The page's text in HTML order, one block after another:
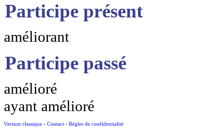
Participe présent
améliorant
Participe passé
amélioré
ayant amélioré
Version classique - Contact - Règles de confidentialité